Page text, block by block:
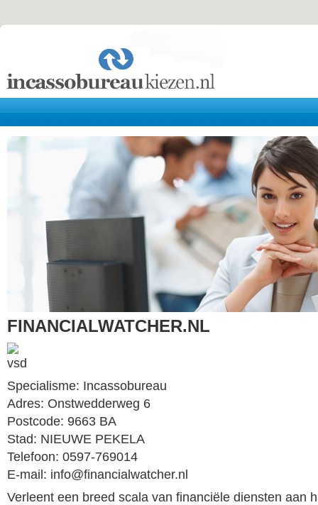
FINANCIALWATCHER.NL
Specialisme: Incassobureau
Adres: Onstwedderweg 6
Postcode: 9663 BA
Stad: NIEUWE PEKELA
Telefoon: 0597-769014
E-mail: info@financialwatcher.nl
Verleent een breed scala van financiële diensten aan